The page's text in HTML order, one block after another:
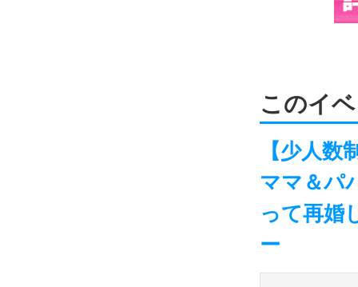
このイ
【少人
ママ＆パ
って再婚
ー